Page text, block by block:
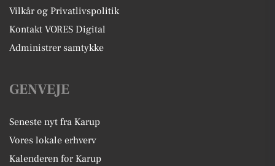
Vilkår og Privatlivspolitik
Kontakt VORES Digital
Administrer samtykke
GENVEJE
Seneste nyt fra Karup
Vores lokale erhverv
Kalenderen for Karup